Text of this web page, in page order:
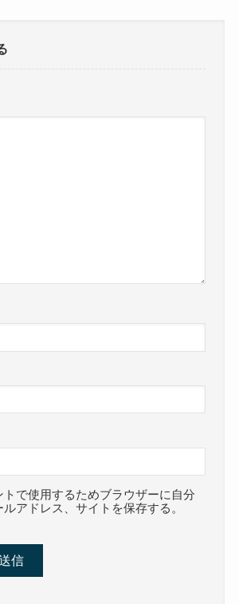
トで使用するためブラウザーに自分
アドレス、サイトを保存する。